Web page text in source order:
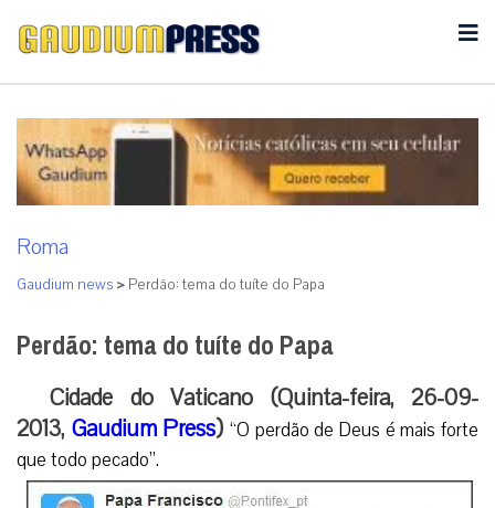
Roma
Gaudium news > Perdão: tema do tuíte do Papa
Perdão: tema do tuíte do Papa
Cidade do Vaticano (Quinta-feira, 26-09-
2013, Gaudium Press)“O perdão de Deus é mais forte
que todo pecado”.